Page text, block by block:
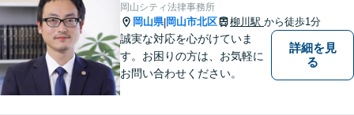
岡山シティ法律事務所
岡山県|岡山市北区 柳川駅 から徒歩1分
誠実な対応を心がけていま
す。お困りの方は、お気軽に
お問い合わせください。
詳細を見
る